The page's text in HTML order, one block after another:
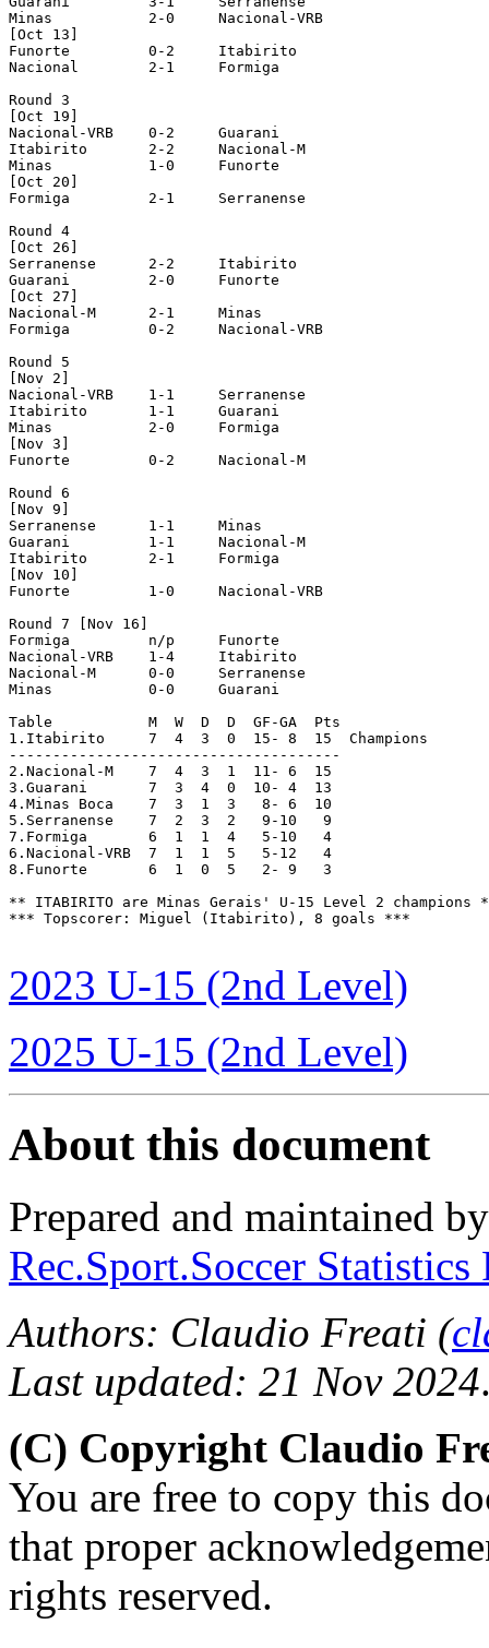
Minas		2-0	Nacional-VRB
[Oct 13]
Funorte		0-2	Itabirito
Nacional	2-1	Formiga
Round 3
[Oct 19]
Nacional-VRB	0-2	Guarani
Itabirito	2-2	Nacional-M
Minas		1-0	Funorte
[Oct 20]
Formiga		2-1	Serranense
Round 4
[Oct 26]
Serranense	2-2	Itabirito
Guarani		2-0	Funorte
[Oct 27]
Nacional-M	2-1	Minas
Formiga		0-2	Nacional-VRB
Round 5
[Nov 2]
Nacional-VRB	1-1	Serranense
Itabirito	1-1	Guarani
Minas		2-0	Formiga
[Nov 3]
Funorte		0-2	Nacional-M
Round 6
[Nov 9]
Serranense	1-1	Minas
Guarani		1-1	Nacional-M
Itabirito	2-1	Formiga
[Nov 10]
Funorte		1-0	Nacional-VRB
Round 7 [Nov 16]
Formiga		n/p	Funorte
Nacional-VRB	1-4	Itabirito
Nacional-M	0-0	Serranense
Minas		0-0	Guarani
Table		M  W  D  D  GF-GA  Pts
1.Itabirito	7  4  3  0  15- 8  15  Champions
--------------------------------------
2.Nacional-M	7  4  3  1  11- 6  15
3.Guarani	7  3  4  0  10- 4  13
4.Minas Boca	7  3  1  3   8- 6  10
5.Serranense	7  2  3  2   9-10   9
7.Formiga	6  1  1  4   5-10   4
6.Nacional-VRB	7  1  1  5   5-12   4
8.Funorte	6  1  0  5   2- 9   3
** ITABIRITO are Minas Gerais' U-15 Level 2 champions
*** Topscorer: Miguel (Itabirito), 8 goals ***
2023 U-15 (2nd Level)
2025 U-15 (2nd Level)
About this document
Prepared and maintained
Rec.Sport.Soccer
Authors: Claudio Freati (
Last updated: 21 Nov 2024
(C) Copyright Claudio
You are free to copy this
that proper
rights reserved.